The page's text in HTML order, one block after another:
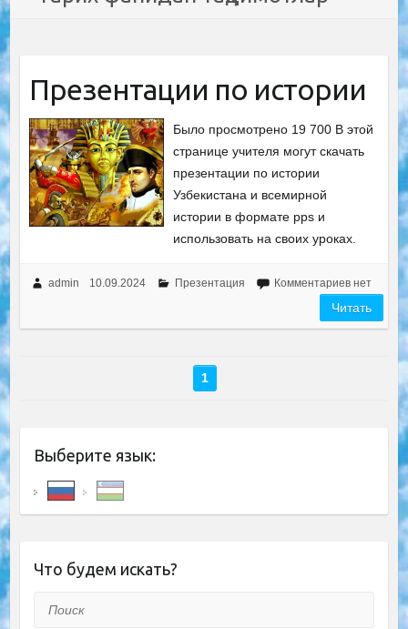
Презентации по истории
Было просмотрено 19 700 В этой
странице учителя могут скачать
презентации по истории
Узбекистана и всемирной
истории в формате pps и
использовать на своих уроках.
admin 10.09.2024 Презентация Комментариев нет
Читать
1
Выберите язык:
Что будем искать?
Поиск